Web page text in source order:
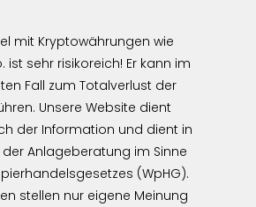
mit Kryptowährungen wie
ist sehr risikoreich! Er kann im
Fall zum Totalverlust der
Unsere Website dient
der Information und dient in
der Anlageberatung im Sinne
(WpHG).
stellen nur eigene Meinung